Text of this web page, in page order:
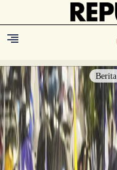
Berita
Berita
Islam Digest